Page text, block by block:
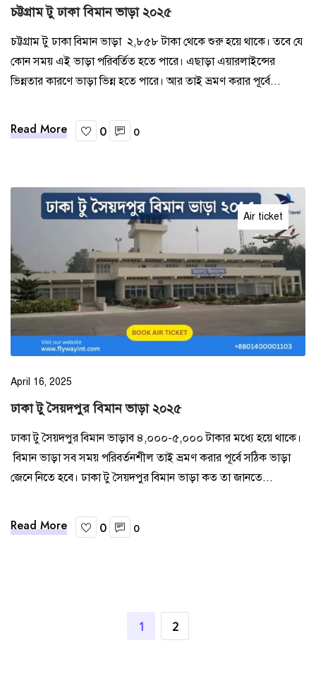
চট্টগ্রাম টু ঢাকা বিমান ভাড়া ২০২৫
চট্টগ্রাম টু ঢাকা বিমান ভাড়া ২,৮৫৮ টাকা থেকে শুরু হয়ে থাকে। তবে যে
কোন সময় এই ভাড়া পরিবর্তিত হতে পারে। এছাড়া এয়ারলাইন্সের
ভিন্নতার কারণে ভাড়া ভিন্ন হতে পারে। আর তাই ভ্রমণ করার পূর্বে...
Read More 0 0
Air ticket
April 16, 2025
ঢাকা টু সৈয়দপুর বিমান ভাড়া ২০২৫
ঢাকা টু সৈয়দপুর বিমান ভাড়াব ৪,০০০-৫,০০০ টাকার মধ্যে হয়ে থাকে।
বিমান ভাড়া সব সময় পরিবর্তনশীল তাই ভ্রমণ করার পূর্বে সঠিক ভাড়া
জেনে নিতে হবে। ঢাকা টু সৈয়দপুর বিমান ভাড়া কত তা জানতে...
Read More 0 0
1 2